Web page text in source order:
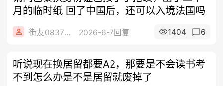
月的临时纸 回了中国后，还可以入境法国吗
街友08379284 2026-6-7回复 1404 6
听说现在换居留都要A2，那要是不会读书考
不到怎么办是不是居留就废掉了